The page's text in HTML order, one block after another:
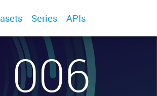
Series APIs
006